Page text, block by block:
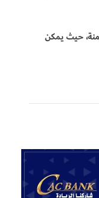
حيث يمكن